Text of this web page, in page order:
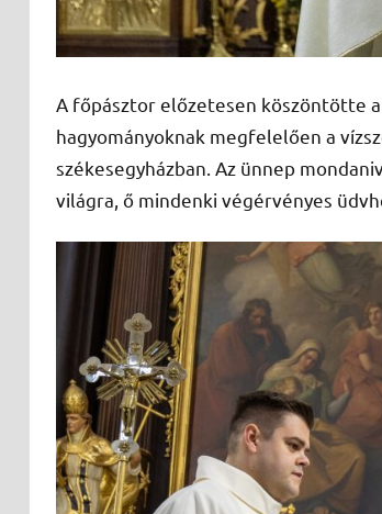
A főpásztor előzetesen köszöntötte
hagyományoknak megfelelően a
székesegyházban. Az ünnep
világra, ő mindenki végérvényes